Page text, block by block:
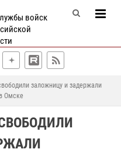
войск
заложницу и задержали
Омске